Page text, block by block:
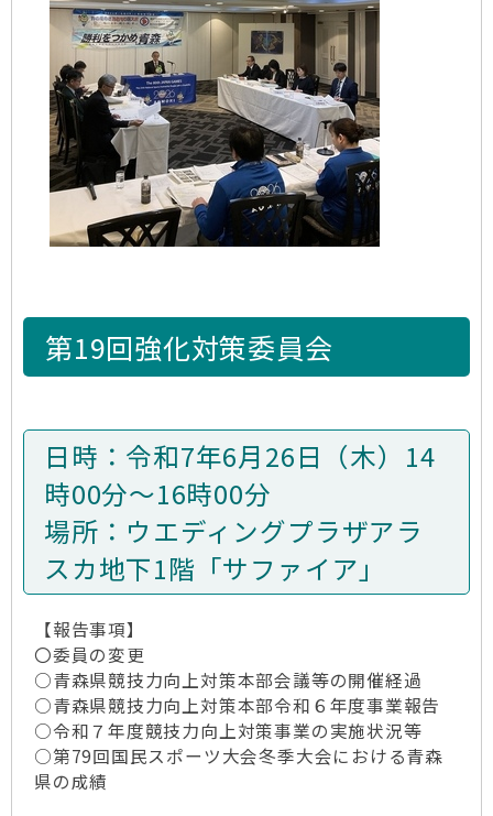
第19回強化対策委員会
日時：令和7年6月26日（木）14
時00分～16時00分
場所：ウエディングプラザアラ
スカ地下1階「サファイア」
【報告事項】
〇委員の変更
○青森県競技力向上対策本部会議等の開催経過
○青森県競技力向上対策本部令和６年度事業報告
○令和７年度競技力向上対策事業の実施状況等
○第79回国民スポーツ大会冬季大会における青森
県の成績